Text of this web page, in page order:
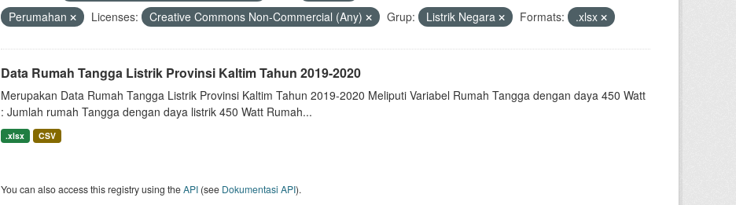
Perumahan
Licenses: Creative Commons Non-Commercial (Any) Grup: Listrik Negara Formats: .xlsx
Data Rumah Tangga Listrik Provinsi Kaltim Tahun 2019-2020
Merupakan Data Rumah Tangga Listrik Provinsi Kaltim Tahun 2019-2020 Meliputi Variabel Rumah Tangga dengan daya 450 Watt
: Jumlah rumah Tangga dengan daya listrik 450 Watt Rumah...
.xlsx CSV
You can also access this registry using theAPI(see Dokumentasi API).